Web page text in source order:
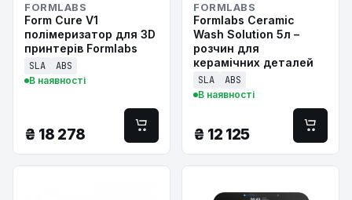
FORMLABS
Form Cure V1
полімеризатор для 3D
принтерів Formlabs
SLA ABS
В наявності
₴ 18 278
FORMLABS
Formlabs Ceramic
Wash Solution 5л –
розчин для
керамічних деталей
SLA ABS
В наявності
₴ 12 125